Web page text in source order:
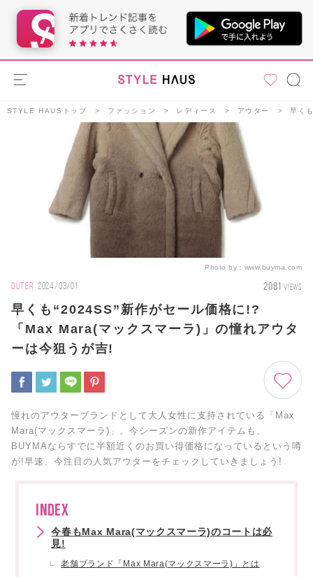
STYLE HAUSトップ ファッション レディース アウター 早く
Photo by： www.buyma.com
OUTER 2024/03/01 2081 VIEWS
早くも“2024SS”新作がセール価格に!?
「Max Mara(マックスマーラ)」の憧れアウタ
ーは今狙うが吉!
憧れのアウターブランドとして大人女性に支持されている「Max
Mara(マックスマーラ)」。今シーズンの新作アイテムも、
BUYMAならすでに半額近くのお買い得価格になっているという噂
が!早速、今注目の人気アウターをチェックしていきましょう!
INDEX
今春もMax Mara(マックスマーラ)のコートは必
見!
老舗ブランド「Max Mara(マックスマーラ)」とは